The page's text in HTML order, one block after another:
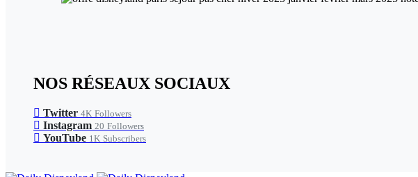
NOS RÉSEAUX SOCIAUX
Twitter 4K Followers
Instagram 20 Followers
YouTube 1K Subscribers